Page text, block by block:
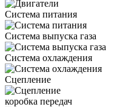
Система питания
Система выпуска газа
Система охлаждения
Сцепление
коробка передач